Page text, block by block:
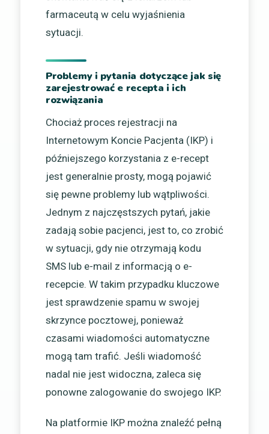
farmaceutą w celu wyjaśnienia
sytuacji.
Problemy i pytania dotyczące jak się
zarejestrować e recepta i ich
rozwiązania
Chociaż proces rejestracji na
Internetowym Koncie Pacjenta (IKP) i
późniejszego korzystania z e-recept
jest generalnie prosty, mogą pojawić
się pewne problemy lub wątpliwości.
Jednym z najczęstszych pytań, jakie
zadają sobie pacjenci, jest to, co zrobić
w sytuacji, gdy nie otrzymają kodu
SMS lub e-mail z informacją o e-
recepcie. W takim przypadku kluczowe
jest sprawdzenie spamu w swojej
skrzynce pocztowej, ponieważ
czasami wiadomości automatyczne
mogą tam trafić. Jeśli wiadomość
nadal nie jest widoczna, zaleca się
ponowne zalogowanie do swojego IKP.
Na platformie IKP można znaleźć pełną